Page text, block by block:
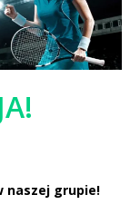
naszej grupie!